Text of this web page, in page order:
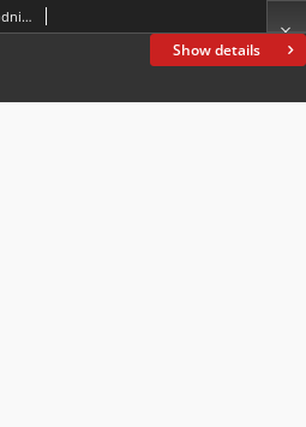
Show details
Echo Ziemi Opatowskiej : dwutygodnik niezależny, omawiający sprawy gospodarczo-społeczne i polityczne powiatu. 1932, nr 4